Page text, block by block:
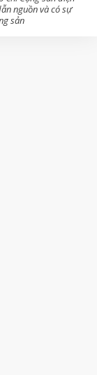
nguồn và có sự
sản